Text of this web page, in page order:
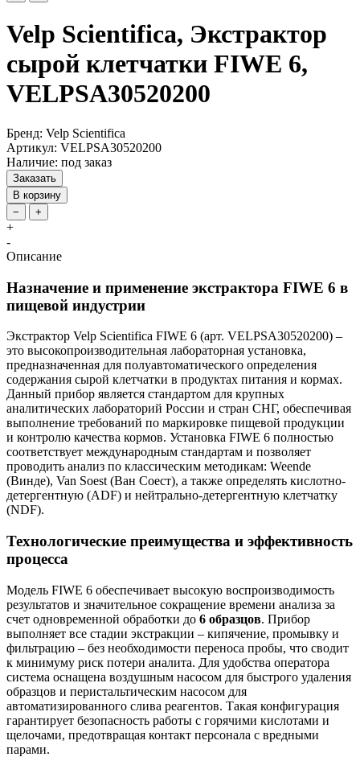
Velp Scientifica, Экстрактор
сырой клетчатки FIWE 6,
VELPSA30520200
Бренд: Velp Scientifica
Артикул: VELPSA30520200
Наличие: под заказ
Заказать
В корзину
−
+
+
-
Описание
Назначение и применение экстрактора FIWE 6 в
пищевой индустрии
Экстрактор Velp Scientifica FIWE 6 (арт. VELPSA30520200) –
это высокопроизводительная лабораторная установка,
предназначенная для полуавтоматического определения
содержания сырой клетчатки в продуктах питания и кормах.
Данный прибор является стандартом для крупных
аналитических лабораторий России и стран СНГ, обеспечивая
выполнение требований по маркировке пищевой продукции
и контролю качества кормов. Установка FIWE 6 полностью
соответствует международным стандартам и позволяет
проводить анализ по классическим методикам: Weende
(Винде), Van Soest (Ван Соест), а также определять кислотно-
детергентную (ADF) и нейтрально-детергентную клетчатку
(NDF).
Технологические преимущества и эффективность
процесса
Модель FIWE 6 обеспечивает высокую воспроизводимость
результатов и значительное сокращение времени анализа за
счет одновременной обработки до 6 образцов. Прибор
выполняет все стадии экстракции – кипячение, промывку и
фильтрацию – без необходимости переноса пробы, что сводит
к минимуму риск потери аналита. Для удобства оператора
система оснащена воздушным насосом для быстрого удаления
образцов и перистальтическим насосом для
автоматизированного слива реагентов. Такая конфигурация
гарантирует безопасность работы с горячими кислотами и
щелочами, предотвращая контакт персонала с вредными
парами.